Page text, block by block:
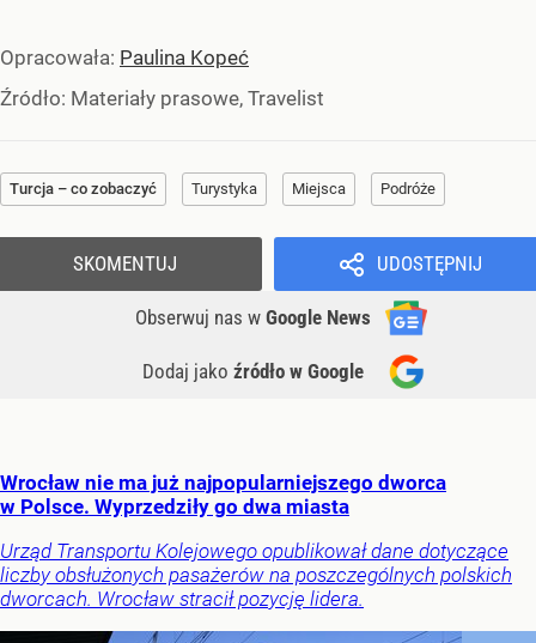
Opracowała: Paulina Kopeć
Źródło: Materiały prasowe, Travelist
Turcja – co zobaczyć Turystyka Miejsca Podróże
UDOSTĘPNIJ
Obserwuj nas w Google News
Dodaj jako źródło w Google
SKOMENTUJ
Wrocław nie ma już najpopularniejszego dworca
w Polsce. Wyprzedziły go dwa miasta
Urząd Transportu Kolejowego opublikował dane dotyczące
liczby obsłużonych pasażerów na poszczególnych polskich
dworcach. Wrocław stracił pozycję lidera.